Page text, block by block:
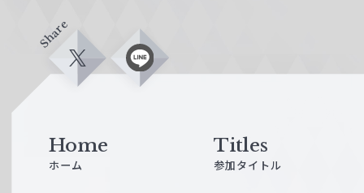
Share
X L
Home
ホーム
Titles
参加タイトル